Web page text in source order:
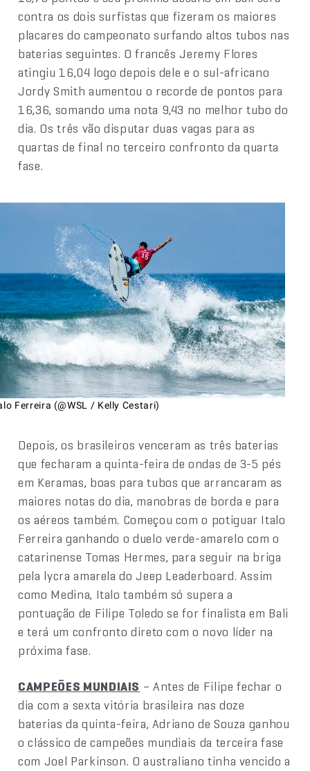
contra os dois surfistas que fizeram os maiores
placares do campeonato surfando altos tubos nas
baterias seguintes. O francês Jeremy Flores
atingiu 16,04 logo depois dele e o sul-africano
Jordy Smith aumentou o recorde de pontos para
16,36, somando uma nota 9,43 no melhor tubo do
dia. Os três vão disputar duas vagas para as
quartas de final no terceiro confronto da quarta
fase.
Ferreira (@WSL / Kelly Cestari)
Depois, os brasileiros venceram as três baterias
que fecharam a quinta-feira de ondas de 3-5 pés
em Keramas, boas para tubos que arrancaram as
maiores notas do dia, manobras de borda e para
os aéreos também. Começou com o potiguar Italo
Ferreira ganhando o duelo verde-amarelo com o
catarinense Tomas Hermes, para seguir na briga
pela lycra amarela do Jeep Leaderboard. Assim
como Medina, Italo também só supera a
pontuação de Filipe Toledo se for finalista em Bali
e terá um confronto direto com o novo líder na
próxima fase.
CAMPEÕES MUNDIAIS – Antes de Filipe fechar o
dia com a sexta vitória brasileira nas doze
baterias da quinta-feira, Adriano de Souza ganhou
o clássico de campeões mundiais da terceira fase
com Joel Parkinson. O australiano tinha vencido a